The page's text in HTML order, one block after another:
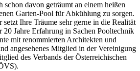
schon davon geträumt an einem heißen
Garten-Pool für Abkühlung zu sorgen.
Ihre Träume sehr gerne in die Realität
Jahre Erfahrung in Sachen Pooltechnik
mit renommierten Architekten und
angesehenes Mitglied in der Vereinigung
des Verbands der Österreichischen